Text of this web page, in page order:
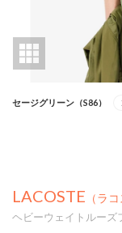
セージグリーン（S86）
LACOSTE （ラ
ヘビーウェイトルーズ